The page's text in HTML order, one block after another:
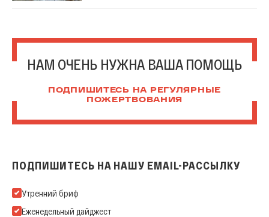
НАМ ОЧЕНЬ НУЖНА ВАША ПОМОЩЬ
ПОДПИШИТЕСЬ НА РЕГУЛЯРНЫЕ
ПОЖЕРТВОВАНИЯ
ПОДПИШИТЕСЬ НА НАШУ EMAIL-РАССЫЛКУ
Подпишитесь на нашу Email-рассылку
Утренний бриф
Еженедельный дайджест